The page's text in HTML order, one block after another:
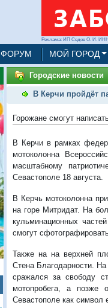
Реклама: ИП Седов О. И. ИНН
ФОРУМ МОЙ ГОРОД
Городские новости
В Керчи пройдёт
Горожане смогут
В Керчи в рамках
мотоколонна
масштабному
Севастополе 18 августа.
В Керчь мотоколонна
на горе Митридат. На
кульминационных
смогут
Также на на верхней
Стена Благодарности.
сражался за свободу
мотопробега, а позже
Севастополе как символ